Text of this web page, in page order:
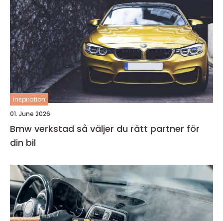
inspiration
01. June 2026
Bmw verkstad så väljer du rätt partner för
din bil